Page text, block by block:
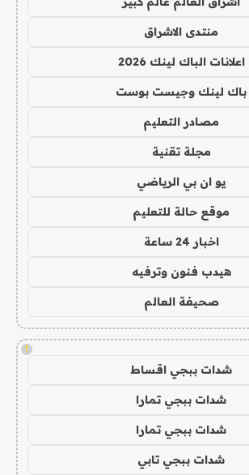
منتدى الاشراق
اعلانات الباك لينك 2026
باك لينك وجيست بوست
مصادر التعليم
مجلة تقنية
يو ان بي الرياضي
موقع حالة للتعليم
اخبار 24 ساعة
هيدب فنون وترفيه
صحيفة العالم
!
شدات ببجي اقساط
شدات ببجي تمارا
شدات ببجي تمارا
شدات ببجي تابي